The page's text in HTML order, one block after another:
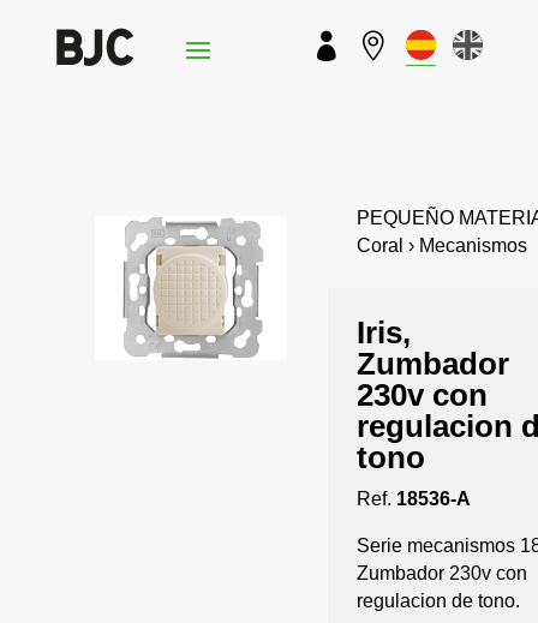
 
PEQUEÑO
Coral › Mecanismos
Iris,
Zumbador
230v con
regulacion
tono
Ref. 18536-A
Serie mecanismos
Zumbador 230v con
regulacion de tono.